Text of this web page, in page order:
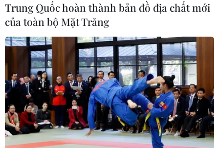
Bão Dolphin càn quét các đảo miền
Nam Nhật Bản, sân bay Okinawa
phải đóng cửa
07/08/2026 09:10
Thái Lan: Ôtô lao vào trung tâm
chăm sóc trẻ làm khoảng nạn nhân
bị thương
07/08/2026 08:13
Trung Quốc hoàn thành bản đồ địa chất mới
của toàn bộ Mặt Trăng